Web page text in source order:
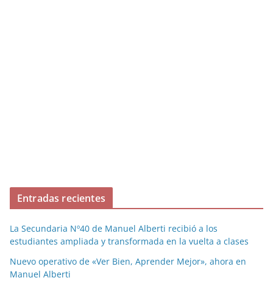
Entradas recientes
La Secundaria Nº40 de Manuel Alberti recibió a los
estudiantes ampliada y transformada en la vuelta a clases
Nuevo operativo de «Ver Bien, Aprender Mejor», ahora en
Manuel Alberti